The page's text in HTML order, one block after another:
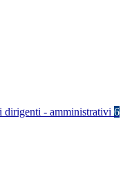
dirigenti - amministrativi 6